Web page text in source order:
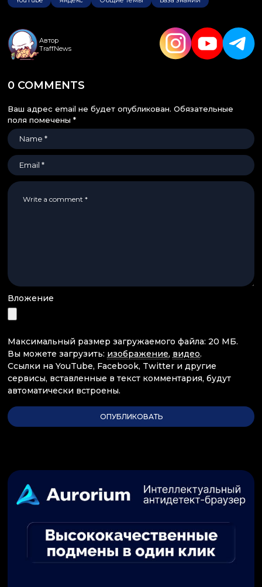
Автор
TraffNews
0 COMMENTS
Ваш адрес email не будет опубликован. Обязательные
поля помечены *
Вложение
Максимальный размер загружаемого файла: 20 МБ.
Вы можете загрузить: изображение, видео.
Ссылки на YouTube, Facebook, Twitter и другие
сервисы, вставленные в текст комментария, будут
автоматически встроены.